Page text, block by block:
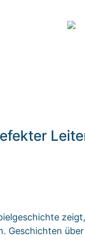
Geschichten